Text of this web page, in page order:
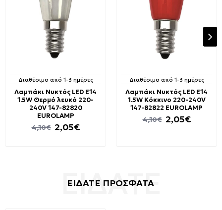
Διαθέσιμο από 1-3 ημέρες
Λαμπάκι Νυκτός LED E14
1.5W Θερμό λευκό 220-
240V 147-82820
EUROLAMP
2,05€
4,10€
Διαθέσιμο από 1-3 ημέρες
Λαμπάκι Νυκτός LED E14
1.5W Κόκκινο 220-240V
147-82822 EUROLAMP
2,05€
4,10€
ΕΙΔΑΤΕ ΠΡΟΣΦΑΤΑ